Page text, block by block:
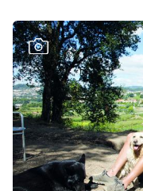
Ver Galeria